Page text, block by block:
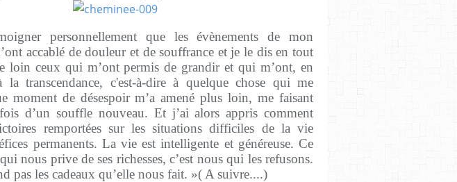
personnellement que les évènements de mon
accablé de douleur et de souffrance et je le dis en tout
loin ceux qui m’ont permis de grandir et qui m’ont, en
transcendance, c'est-à-dire à quelque chose qui me
moment de désespoir m’a amené plus loin, me faisant
d’un souffle nouveau. Et j’ai alors appris comment
remportées sur les situations difficiles de la vie
permanents. La vie est intelligente et généreuse. Ce
nous prive de ses richesses, c’est nous qui les refusons.
pas les cadeaux qu’elle nous fait. »( A suivre....)